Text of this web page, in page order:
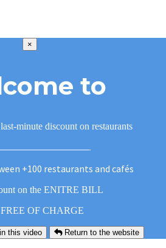
×
to
minute discount on restaurants
+100 restaurants and cafés
on the ENITRE BILL
FREE OF CHARGE
this video Return to the website